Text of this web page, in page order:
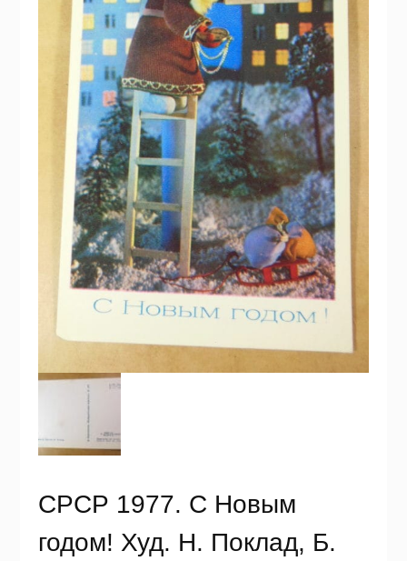
СРСР 1977. С Новым
годом! Худ. Н. Поклад, Б.